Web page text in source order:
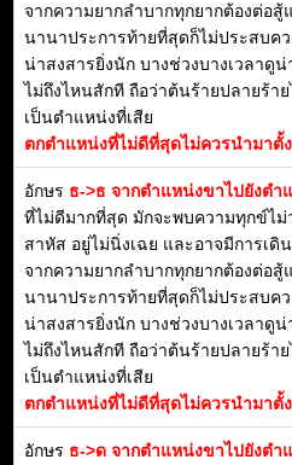
จากความยากลำบากทุกยากต้องต่อ
นานาประการท้ายที่สุดก็ไม่ประสบค
น่าสงสารยิ่งนัก บางช่วงบางเวลาดู
ไม่ถึงไหนสักที ถือว่าต้นร้ายปลายร้า
เป็นตำแหน่งที่เสีย
ตกตำแหน่งที่ไม่ดีที่สุดไม่ควรนำมาตั้
อักษร ธ->ธ จากตำแหน่งขาไปยังตำ
ที่ไม่ดีมากที่สุด มักจะพบความทุกข์ไม่
สาหัส อยู่ไม่นิ่งเฉย และอาจมีการเดิ
จากความยากลำบากทุกยากต้องต่อ
นานาประการท้ายที่สุดก็ไม่ประสบค
น่าสงสารยิ่งนัก บางช่วงบางเวลาดู
ไม่ถึงไหนสักที ถือว่าต้นร้ายปลายร้า
เป็นตำแหน่งที่เสีย
ตกตำแหน่งที่ไม่ดีที่สุดไม่ควรนำมาตั้
อักษร ธ->ด จากตำแหน่งขาไปยังตำ